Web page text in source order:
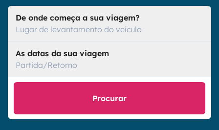
De onde começa a sua viagem?
Lugar de levantamento do veículo
As datas da sua viagem
Partida/Retorno
Procurar